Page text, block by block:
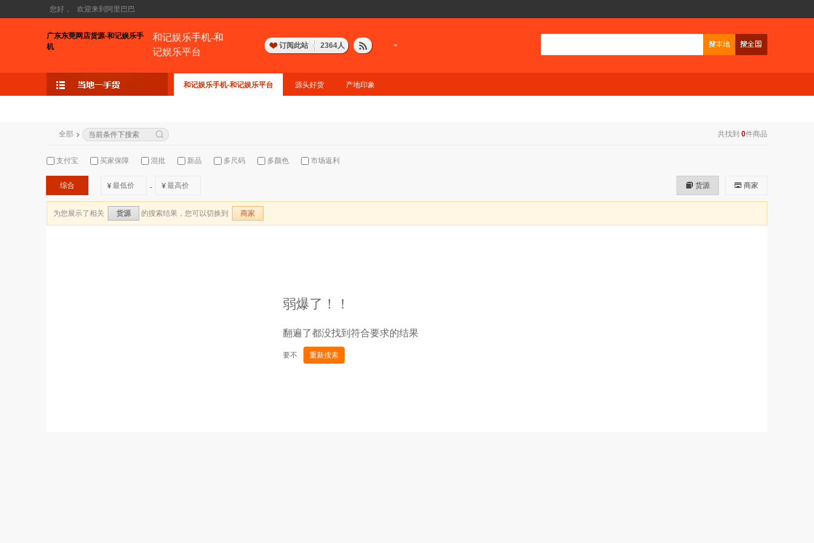
您好， 欢迎来到阿里巴巴
广东东莞网店货源-和记娱乐手
机
和记娱乐手机-和
记娱乐平台
订阅此站 2364人
和记娱乐手机-和记娱乐平台 源头好货 产地印象
共找到 0件商品
全部
支付宝 买家保障 混批 新品 多尺码 多颜色 市场返利
综合 ¥ - ¥ 商家
货源
为您展示了相关 货源 的搜索结果，您可以切换到 商家
弱爆了！！
翻遍了都没找到符合要求的结果
要不 重新搜索